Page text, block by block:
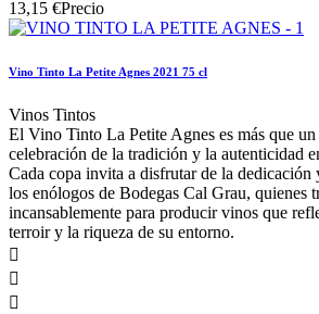
13,15 €Precio
Vino Tinto La Petite Agnes 2021 75 cl
Vinos Tintos
El Vino Tinto La Petite Agnes es más que
celebración de la tradición y la autenticidad
Cada copa invita a disfrutar de la dedicación
los enólogos de Bodegas Cal Grau, quienes
incansablemente para producir vinos que
terroir y la riqueza de su entorno.


